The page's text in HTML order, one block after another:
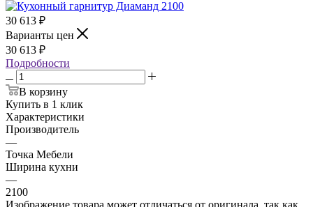
30 613 ₽
Варианты цен
30 613 ₽
Подробности
В корзину
Купить в 1 клик
Характеристики
Производитель
—
Точка Мебели
Ширина кухни
—
2100
Изображение товара может отличаться от оригинала, так как